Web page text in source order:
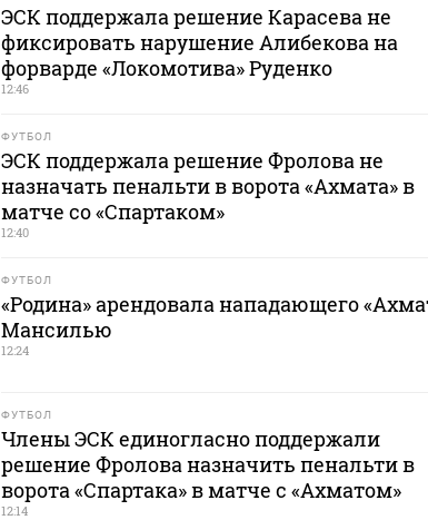
ЭСК поддержала решение Карасева не
фиксировать нарушение Алибекова на
форварде «Локомотива» Руденко
12:46
ФУТБОЛ
ЭСК поддержала решение Фролова не
назначать пенальти в ворота «Ахмата» в
матче со «Спартаком»
12:40
ФУТБОЛ
«Родина» арендовала нападающего
Мансилью
12:24
ФУТБОЛ
Члены ЭСК единогласно поддержали
решение Фролова назначить пенальти в
ворота «Спартака» в матче с «Ахматом»
12:14